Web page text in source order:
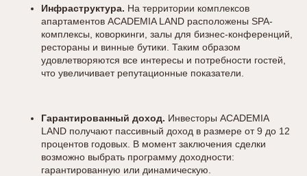
Инфраструктура. На территории комплексов
апартаментов ACADEMIA LAND расположены SPA-
комплексы, коворкинги, залы для бизнес-конференций,
рестораны и винные бутики. Таким образом
удовлетворяются все интересы и потребности гостей,
что увеличивает репутационные показатели.
Гарантированный доход. Инвесторы ACADEMIA
LAND получают пассивный доход в размере от 9 до 12
процентов годовых. В момент заключения сделки
возможно выбрать программу доходности:
гарантированную или динамическую.